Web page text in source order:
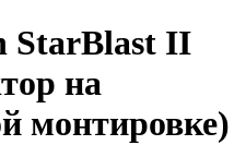
StarBlast II
на
монтировке)